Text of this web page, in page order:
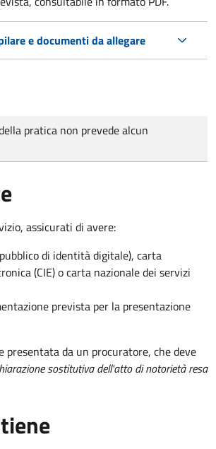
e documenti da allegare
pratica non prevede alcun
assicurati di avere:
di identità digitale), carta
(CIE) o carta nazionale dei servizi
prevista per la presentazione
presentata da un procuratore, che deve
sostitutiva dell'atto di notorietà resa